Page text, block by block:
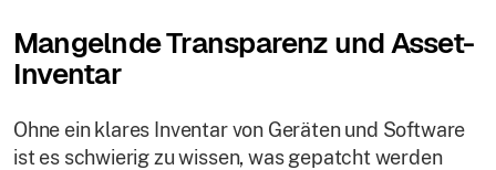
Mangelnde Transparenz und Asset-
Inventar
Ohne ein klares Inventar von Geräten und Software
ist es schwierig zu wissen, was gepatcht werden